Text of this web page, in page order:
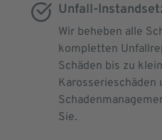
Unfall-
Wir beheben alle
kompletten
Schäden bis zu
Karosserieschäden
Sie.